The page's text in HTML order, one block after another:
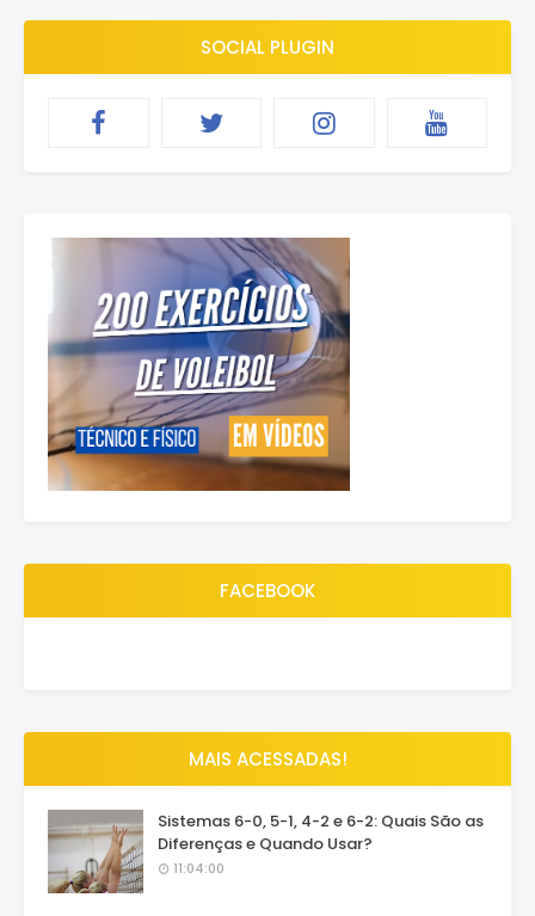
SOCIAL PLUGIN
FACEBOOK
MAIS ACESSADAS!
Sistemas 6-0, 5-1, 4-2 e 6-2: Quais São as
Diferenças e Quando Usar?
11:04:00